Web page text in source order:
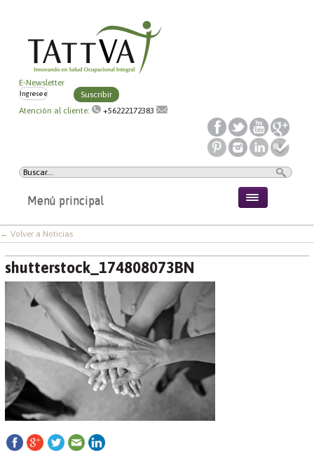
E-Newsletter
Suscribir
Atención al cliente:
+56222172383
Menú principal
← Volver a Noticias
shutterstock_174808073BN